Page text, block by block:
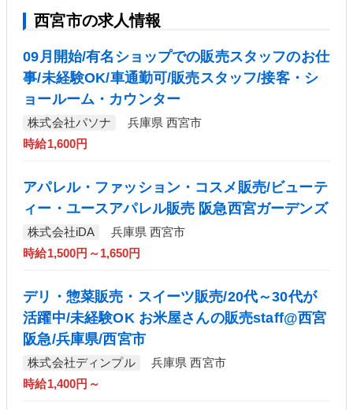
西宮市の求人情報
09月開始/有名ショップでの販売スタッフのお仕
事/未経験OK/車通勤可/販売スタッフ/接客・シ
ョールーム・カウンター
株式会社パソナ
兵庫県 西宮市
時給1,600円
アパレル・ファッション・コスメ販売/ビューテ
ィー・ユースアパレル販売 阪急西宮ガーデンズ
株式会社iDA
兵庫県 西宮市
時給1,500円～1,650円
デリ・惣菜販売・スイーツ販売/20代～30代が
活躍中/未経験OK お米屋さんの販売staff@西宮
阪急/兵庫県/西宮市
株式会社ディンプル
兵庫県 西宮市
時給1,400円～